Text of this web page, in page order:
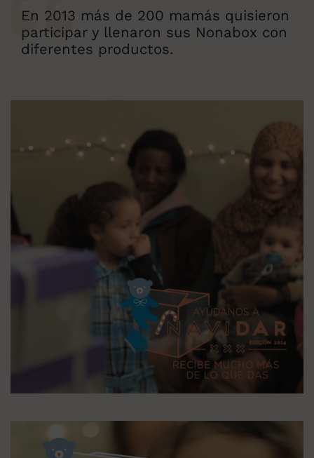
En 2013 más de 200 mamás quisieron
participar y llenaron sus Nonabox con
diferentes productos.